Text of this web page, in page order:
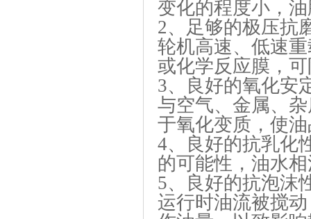
变化的程度小，
2、 足够的极压抗
轮机高速、低速
或化学反应膜，
3、
良好的氧化安
与空气、金属、
于氧化变质，使
4、
良好的抗乳化
的可能性，油水
5、
良好的抗泡沫
运行时油流被搅